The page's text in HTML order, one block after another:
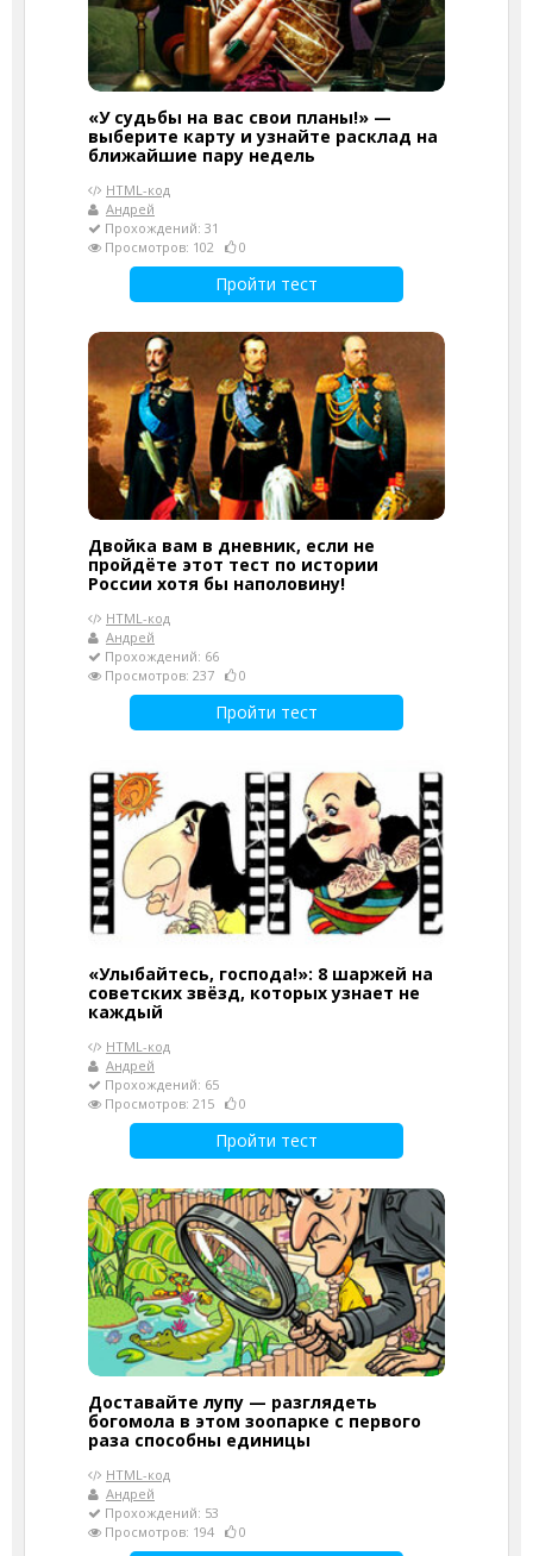
«У судьбы на вас свои планы!» —
выберите карту и узнайте расклад на
ближайшие пару недель
HTML-код
Андрей
Прохождений: 31
Просмотров: 102
0
Пройти тест
Двойка вам в дневник, если не
пройдёте этот тест по истории
России хотя бы наполовину!
HTML-код
Андрей
Прохождений: 66
Просмотров: 237
0
Пройти тест
«Улыбайтесь, господа!»: 8 шаржей на
советских звёзд, которых узнает не
каждый
HTML-код
Андрей
Прохождений: 65
Просмотров: 215
0
Пройти тест
Доставайте лупу — разглядеть
богомола в этом зоопарке с первого
раза способны единицы
HTML-код
Андрей
Прохождений: 53
Просмотров: 194
0